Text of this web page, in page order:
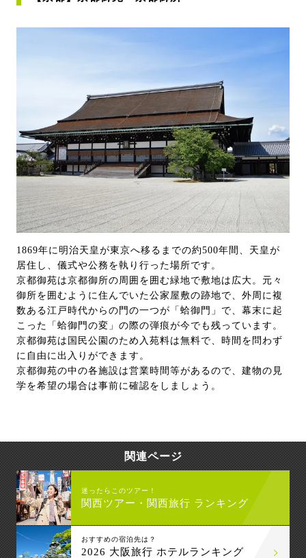
1869年に明治天皇が東京へ移るまでの約500年間、天皇が
居住し、儀式や公務を執り行った場所です。
京都御苑は京都御所の周囲を囲む緑地で敷地は広大。元々
御所を囲むように住んでいた公家屋敷の跡地で、外周に複
数ある江戸時代からの門の一つが「蛤御門」で、幕末に起
こった「蛤御門の変」の際の弾痕が今でも残っています。
京都御苑は国民公園のため入苑料は無料で、時間を問わず
に自由に出入りができます。
京都御苑の中の各施設は営業時間等があるので、建物の見
学を希望の場合は事前に確認をしましょう。
関連ページ
迷ったらこのツアー！
関西ツアー・関西旅行 ランキング
おすすめの宿泊先は？
2026 大阪旅行 ホテルランキング